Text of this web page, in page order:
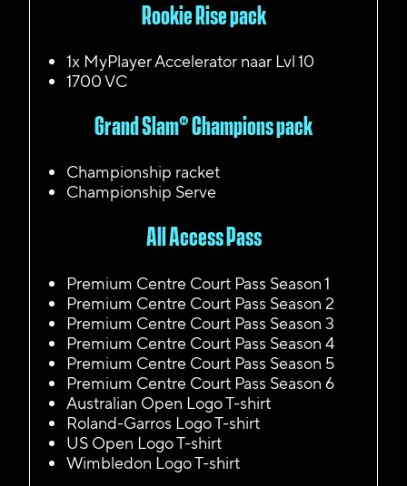
Rookie Rise pack
1x MyPlayer Accelerator naar Lvl 10
1700 VC
Grand Slam® Champions pack
Championship racket
Championship Serve
All Access Pass
Premium Centre Court Pass Season 1
Premium Centre Court Pass Season 2
Premium Centre Court Pass Season 3
Premium Centre Court Pass Season 4
Premium Centre Court Pass Season 5
Premium Centre Court Pass Season 6
Australian Open Logo T-shirt
Roland-Garros Logo T-shirt
US Open Logo T-shirt
Wimbledon Logo T-shirt